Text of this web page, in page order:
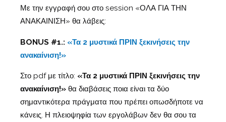
Με την εγγραφή σου στο session «ΟΛΑ ΓΙΑ ΤΗΝ
ΑΝΑΚΑΙΝΙΣΗ» θα λάβεις:
BONUS #1.: «Τα 2 μυστικά ΠΡΙΝ ξεκινήσεις την
ανακαίνιση!»
Στο pdf με τίτλο: «Τα 2 μυστικά ΠΡΙΝ ξεκινήσεις την
ανακαίνιση!» θα διαβάσεις ποια είναι τα δύο
σημαντικότερα πράγματα που πρέπει οπωσδήποτε να
κάνεις. Η πλειοψηφία των εργολάβων δεν θα σου τα